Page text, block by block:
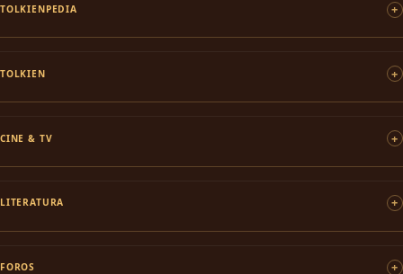
TOLKIENPEDIA
TOLKIEN
CINE & TV
LITERATURA
FOROS